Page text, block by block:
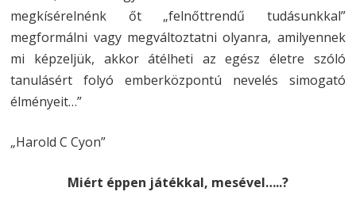
megkísérelnénk őt „felnőttrendű tudásunkkal”
megformálni vagy megváltoztatni olyanra, amilyennek
mi képzeljük, akkor átélheti az egész életre szóló
tanulásért folyó emberközpontú nevelés simogató
élményeit…”
„Harold C Cyon”
Miért éppen játékkal, mesével…..?